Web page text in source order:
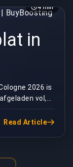
4 min
in
2026 is
vol,
Read Article